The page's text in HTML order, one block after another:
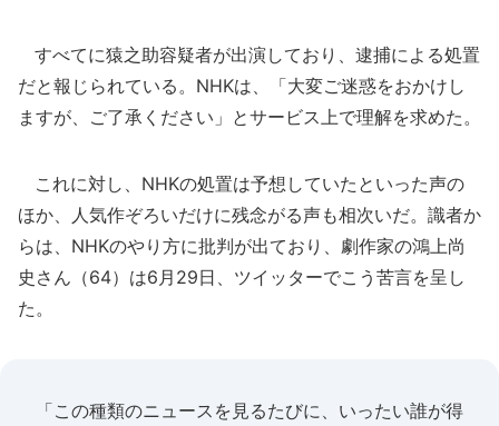
すべてに猿之助容疑者が出演しており、逮捕による処置
だと報じられている。NHKは、「大変ご迷惑をおかけし
ますが、ご了承ください」とサービス上で理解を求めた。
これに対し、NHKの処置は予想していたといった声の
ほか、人気作ぞろいだけに残念がる声も相次いだ。識者か
らは、NHKのやり方に批判が出ており、劇作家の鴻上尚
史さん（64）は6月29日、ツイッターでこう苦言を呈し
た。
「この種類のニュースを見るたびに、いったい誰が得